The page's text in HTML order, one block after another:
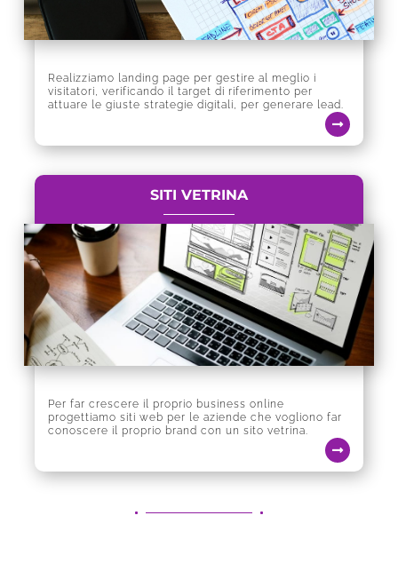
Realizziamo landing page per gestire al meglio i
visitatori, verificando il target di riferimento per
attuare le giuste strategie digitali, per generare lead.
SITI VETRINA
Per far crescere il proprio business online
progettiamo siti web per le aziende che vogliono far
conoscere il proprio brand con un sito vetrina.